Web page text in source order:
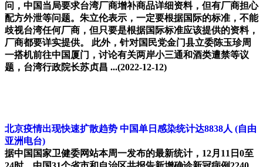
问，中国当局要求台湾厂商增补商品详细资料，但有厂商担心
配方外泄等问题。朱立伦表示，一定要根据国际的标准，不能
歧视台湾任何厂商，但只要是根据国际标准应该提供的资料，
厂商都要详实提供。 此外，针对国民党金门县立委陈玉珍周
一搭机前往中国厦门，讨论有关两岸小三通和酒类遭禁等议
题，台湾行政院长苏贞昌 ...(2022-12-12)
北京疫情出现快速扩散趋势 中国单日感染统计达8838人 (自由
亚洲电台)
据中国国家卫健委网站本周一发布的最新统计，12月11日0至